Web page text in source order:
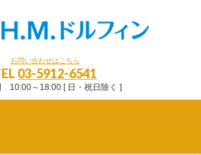
お問い合わせはこちら
03-5912-6541
10:00～18:00 [ 日・祝日除く ]